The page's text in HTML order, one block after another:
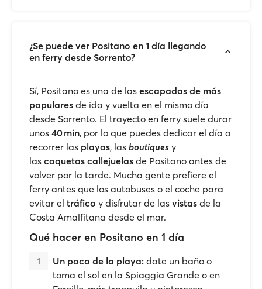
¿Se puede ver Positano en 1 día llegando
en ferry desde Sorrento?
Sí, Positano es una de las escapadas de más
populares de ida y vuelta en el mismo día
desde Sorrento. El trayecto en ferry suele durar
unos 40 min, por lo que puedes dedicar el día a
recorrer las playas, las boutiques y
las coquetas callejuelas de Positano antes de
volver por la tarde. Mucha gente prefiere el
ferry antes que los autobuses o el coche para
evitar el tráfico y disfrutar de las vistas de la
Costa Amalfitana desde el mar.
Qué hacer en Positano en 1 día
Un poco de la playa: date un baño o
toma el sol en la Spiaggia Grande o en